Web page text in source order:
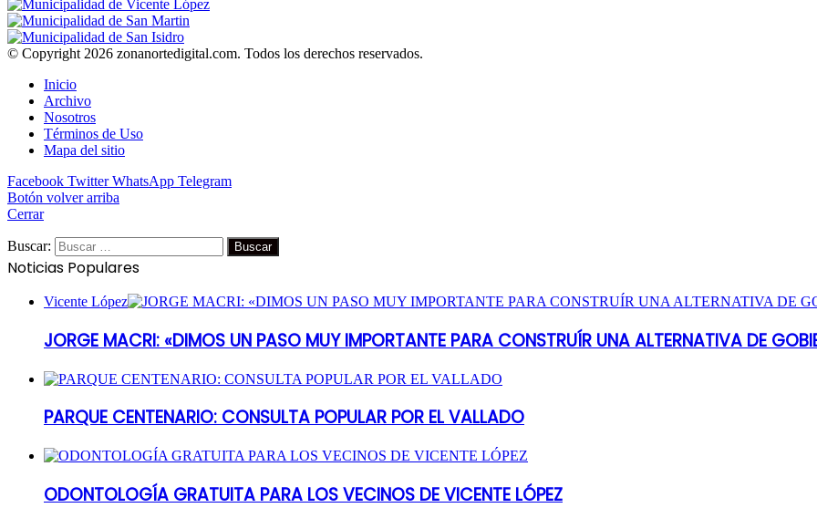
© Copyright 2026 zonanortedigital.com. Todos los derechos reservados.
Inicio
Archivo
Nosotros
Términos de Uso
Mapa del sitio
Facebook Twitter WhatsApp Telegram
Botón volver arriba
Cerrar
Buscar:
Noticias Populares
Vicente López
JORGE MACRI: «DIMOS UN PASO MUY IMPORTANTE PARA CONSTRUÍR UNA ALTERNATIVA DE
PARQUE CENTENARIO: CONSULTA POPULAR POR EL VALLADO
ODONTOLOGÍA GRATUITA PARA LOS VECINOS DE VICENTE LÓPEZ